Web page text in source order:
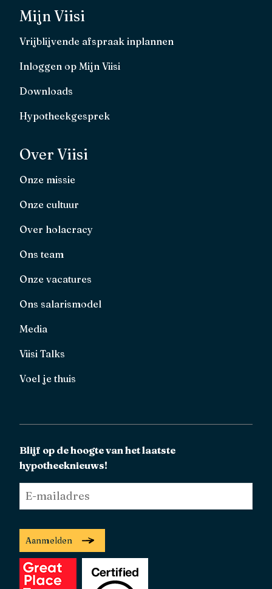
Mijn Viisi
Vrijblijvende afspraak inplannen
Inloggen op Mijn Viisi
Downloads
Hypotheekgesprek
Over Viisi
Onze missie
Onze cultuur
Over holacracy
Ons team
Onze vacatures
Ons salarismodel
Media
Viisi Talks
Voel je thuis
Blijf op de hoogte van het laatste
hypotheeknieuws!
E-
mailadres *
Aanmelden